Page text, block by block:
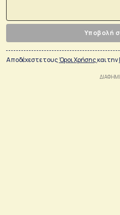
Υποβολή
Αποδέχεστε τουςΌροι Χρήσηςκαι την